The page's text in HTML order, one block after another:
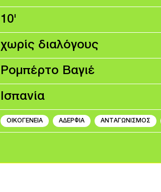
10'
χωρίς διαλόγους
Ρομπέρτο Βαγιέ
Ισπανία
ΟΙΚΟΓΕΝΕΙΑ ΑΔΕΡΦΙΑ ΑΝΤΑΓΩΝΙΣΜΟΣ